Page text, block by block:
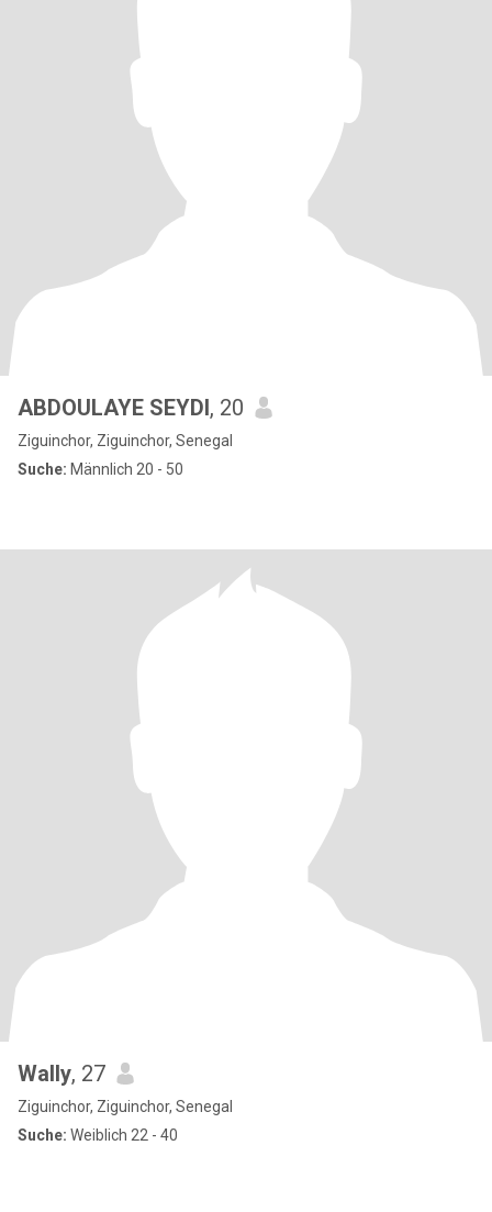
ABDOULAYE SEYDI, 20
Ziguinchor, Ziguinchor, Senegal
Suche: Männlich 20 - 50
Wally, 27
Ziguinchor, Ziguinchor, Senegal
Suche: Weiblich 22 - 40